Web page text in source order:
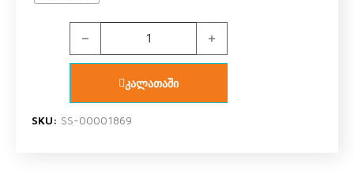
US POLO ASSN 1319 V2 ბიჭის ორეული შორტით
კალათაში
SKU: SS-00001869